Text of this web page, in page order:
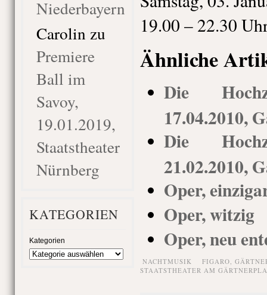
Niederbayern
Carolin zu
Premiere
Ball im
Savoy,
19.01.2019,
Staatstheater
Nürnberg
KATEGORIEN
Kategorien
19.00 – 22.30
Ähnliche
Die
17.04.2010,
Die
21.02.2010,
Oper,
Oper, witzig
Oper, neu
NACHTMUSIK FIGARO,
STAATSTHEATER AM